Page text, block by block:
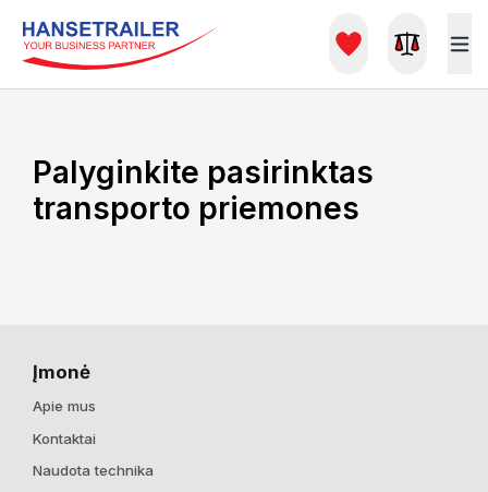
Palyginkite pasirinktas
transporto priemones
Įmonė
Apie mus
Kontaktai
Naudota technika